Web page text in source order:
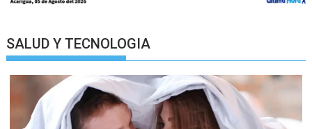
SALUD Y TECNOLOGIA